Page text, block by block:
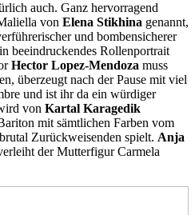
auch. Ganz hervorragend
von Elena Stikhina genannt,
und bombensicherer
beeindruckendes Rollenportrait
Hector Lopez-Mendoza muss
überzeugt nach der Pause mit viel
und ist ihr da ein würdiger
von Kartal Karagedik
mit sämtlichen Farben vom
Zurückweisenden spielt. Anja
der Mutterfigur Carmela